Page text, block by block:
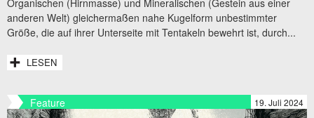
anderen Welt) gleichermaßen nahe Kugelform unbestimmter
Größe, die auf ihrer Unterseite mit Tentakeln bewehrt ist, durch...
LESEN
Feature 19. Juli 2024